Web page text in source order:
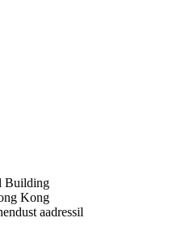
Building
Kong
aadressil